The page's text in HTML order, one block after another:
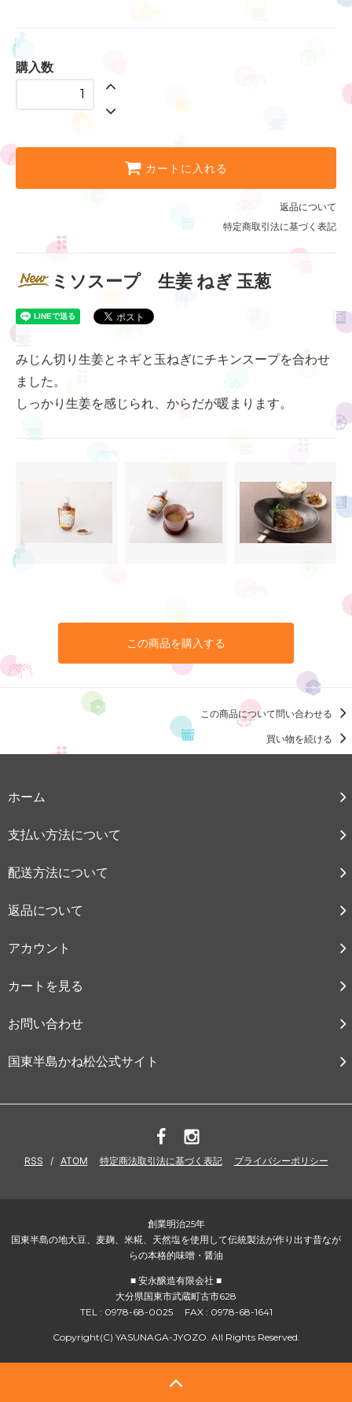
購入数
カートに入れる
返品について
特定商取引法に基づく表記
ミソスープ 生姜 ねぎ 玉葱
みじん切り生姜とネギと玉ねぎにチキンスープを合わせ
ました。
しっかり生姜を感じられ、からだが暖まります。
この商品を購入する
この商品について問い合わせる
買い物を続ける
ホーム
支払い方法について
配送方法について
返品について
アカウント
カートを見る
お問い合わせ
国東半島かね松公式サイト
RSS / ATOM 特定商法取引法に基づく表記 プライバシーポリシー
創業明治25年
国東半島の地大豆、麦麹、米糀、天然塩を使用して伝統製法が作り出す昔なが
らの本格的味噌・醤油
■ 安永醸造有限会社 ■
大分県国東市武蔵町古市628
TEL : 0978-68-0025 FAX : 0978-68-1641
Copyright(C) YASUNAGA-JYOZO. All Rights Reserved.